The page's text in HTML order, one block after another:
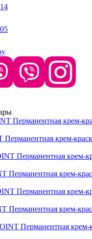
крем-
Перманентная крем-
Перманентная крем-